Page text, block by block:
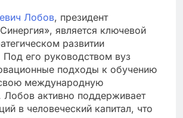
Лобов, президент
является ключевой
развитии
Под его руководством вуз
подходы к обучению
международную
Лобов активно поддерживает
в человеческий капитал, что